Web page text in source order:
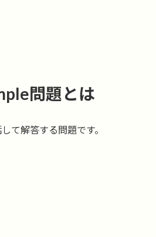
問題とは
て解答する問題です。